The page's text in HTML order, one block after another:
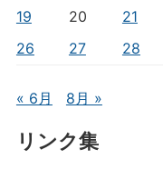
19
20 21
26
27 28
« 6月 8月 »
リンク集